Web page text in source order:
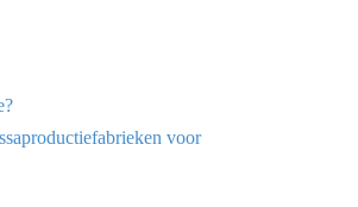
voor